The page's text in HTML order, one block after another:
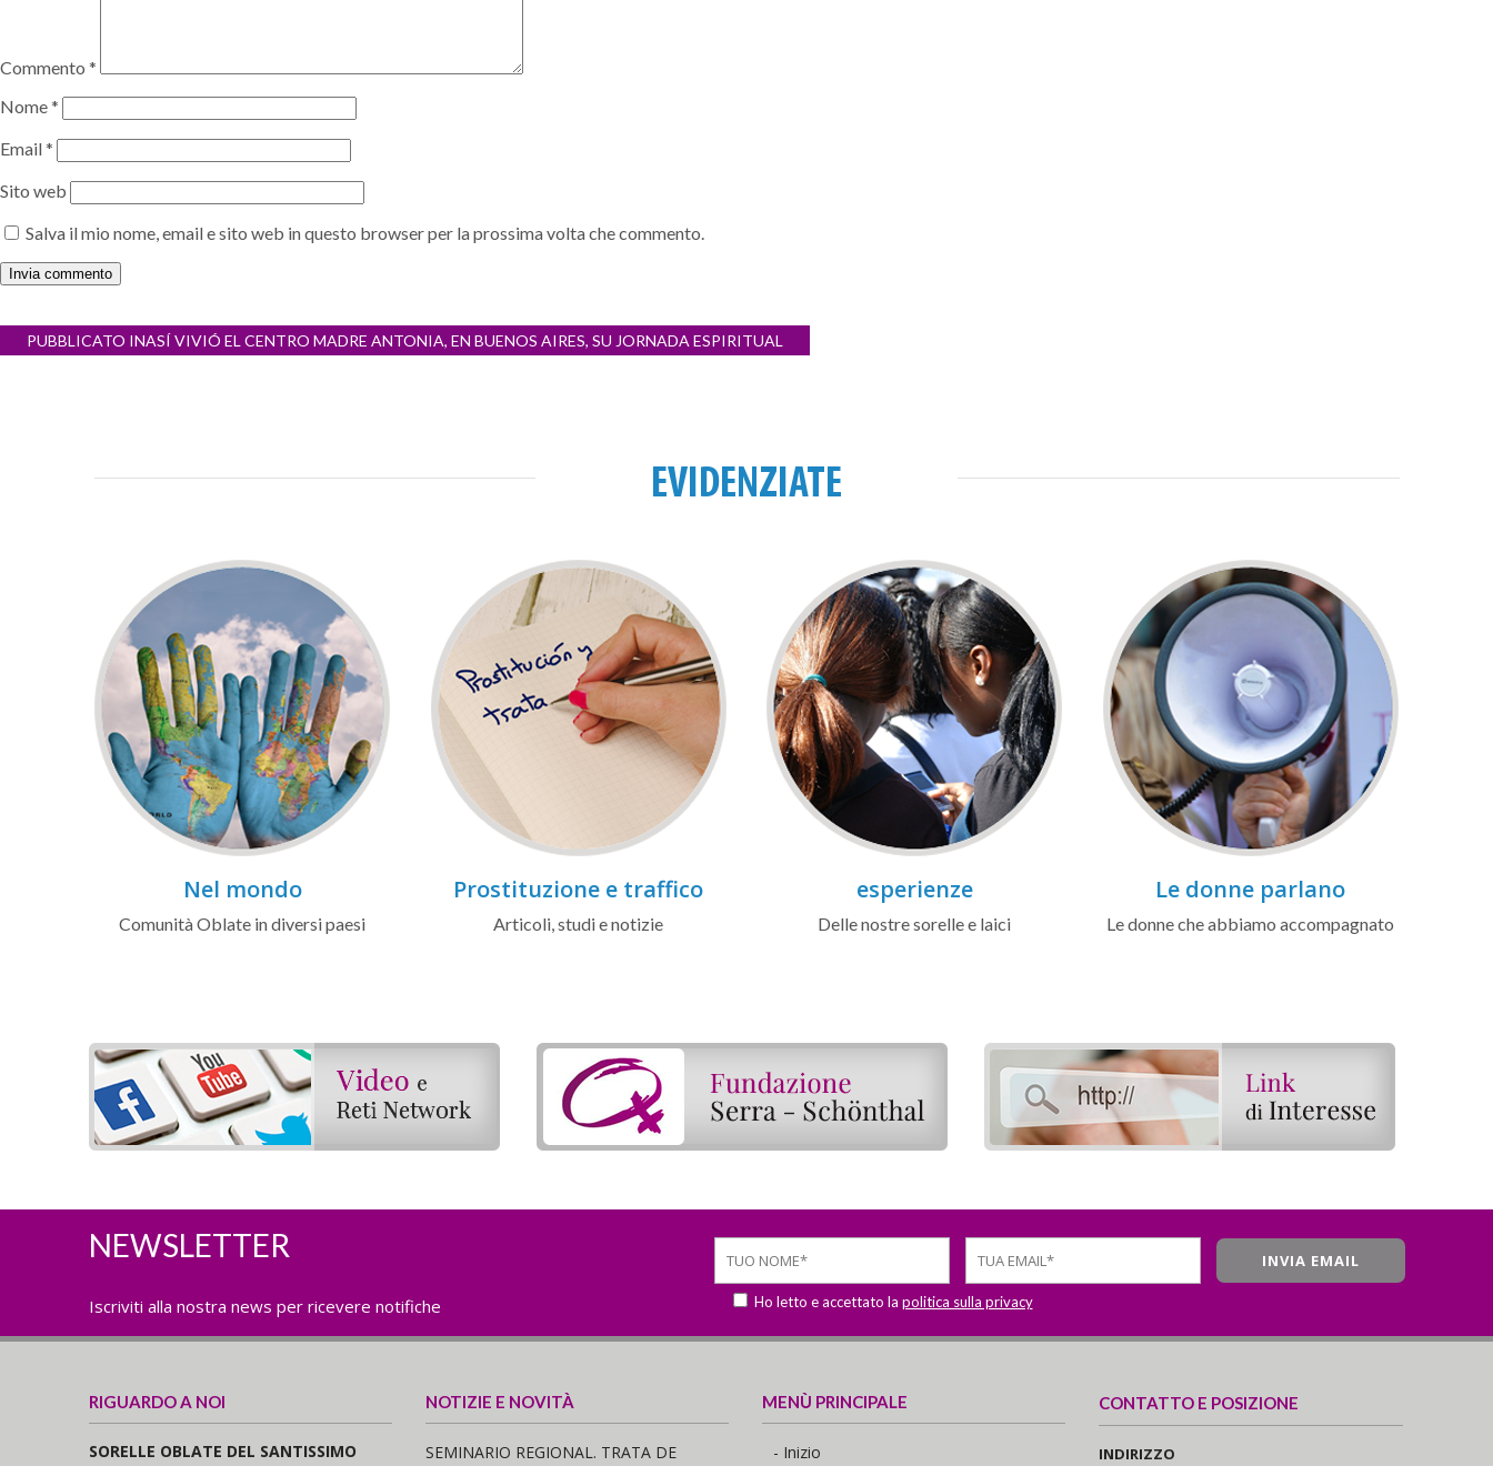
Commento *
Nome*
Email*
Sito web
Salva il mio nome, email e sito web in questo browser per la prossima volta che commento.
Navigazione
articoli
PUBBLICATO INASÍ VIVIÓ EL CENTRO MADRE ANTONIA, EN BUENOS AIRES, SU JORNADA ESPIRITUAL
EVIDENZIATE
Nel mondo
Comunità Oblate in diversi paesi
Prostituzione e traffico
Articoli, studi e notizie
esperienze
Delle nostre sorelle e laici
Le donne parlano
Le donne che abbiamo accompagnato
NEWSLETTER
Iscriviti alla nostra news per ricevere notifiche Ho letto e accettato la politica sulla privacy
RIGUARDO A NOI
SORELLE OBLATE DEL SANTISSIMO
NOTIZIE E NOVITÀ
SEMINARIO REGIONAL. TRATA DE
MENÙ PRINCIPALE
- Inizio
CONTATTO E POSIZIONE
INDIRIZZO